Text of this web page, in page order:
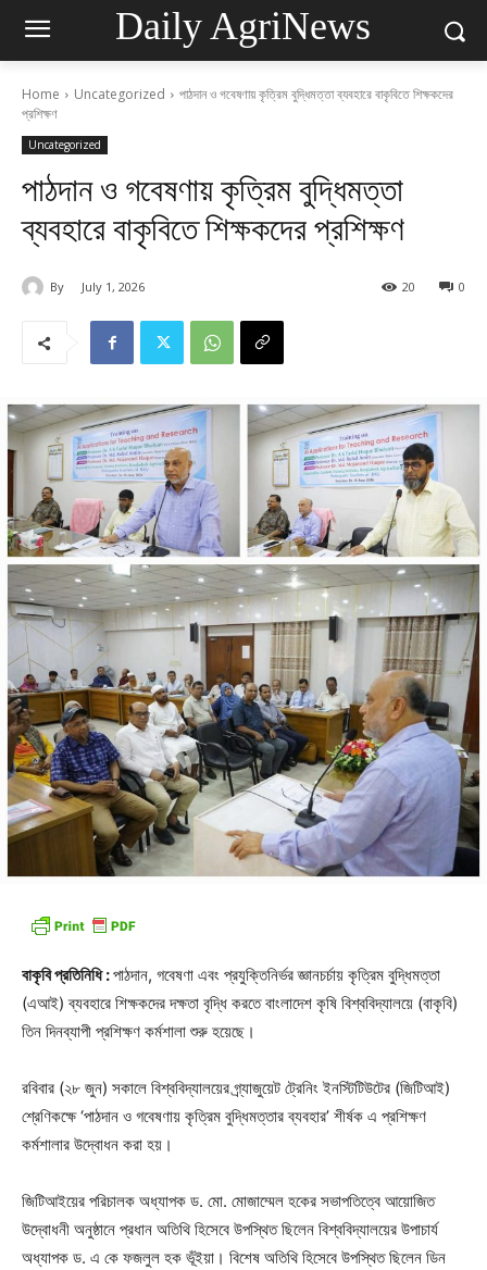
Daily AgriNews
Home Uncategorized
পাঠদান ও গবেষণায় কৃত্রিম বুদ্ধিমত্তা ব্যবহারে বাকৃবিতে শিক্ষকদের
প্রশিক্ষণ
Uncategorized
পাঠদান ও গবেষণায় কৃত্রিম বুদ্ধিমত্তা
ব্যবহারে বাকৃবিতে শিক্ষকদের প্রশিক্ষণ
By July 1, 2026 0
20
বাকৃবি প্রতিনিধি :পাঠদান, গবেষণা এবং প্রযুক্তিনির্ভর জ্ঞানচর্চায় কৃত্রিম বুদ্ধিমত্তা
(এআই) ব্যবহারে শিক্ষকদের দক্ষতা বৃদ্ধি করতে বাংলাদেশ কৃষি বিশ্ববিদ্যালয়ে (বাকৃবি)
তিন দিনব্যাপী প্রশিক্ষণ কর্মশালা শুরু হয়েছে।
রবিবার (২৮ জুন) সকালে বিশ্ববিদ্যালয়ের গ্র্যাজুয়েট ট্রেনিং ইনস্টিটিউটের (জিটিআই)
শ্রেণিকক্ষে ‘পাঠদান ও গবেষণায় কৃত্রিম বুদ্ধিমত্তার ব্যবহার’ শীর্ষক এ প্রশিক্ষণ
কর্মশালার উদ্বোধন করা হয়।
জিটিআইয়ের পরিচালক অধ্যাপক ড. মো. মোজাম্মেল হকের সভাপতিত্বে আয়োজিত
উদ্বোধনী অনুষ্ঠানে প্রধান অতিথি হিসেবে উপস্থিত ছিলেন বিশ্ববিদ্যালয়ের উপাচার্য
অধ্যাপক ড. এ কে ফজলুল হক ভূঁইয়া। বিশেষ অতিথি হিসেবে উপস্থিত ছিলেন ডিন